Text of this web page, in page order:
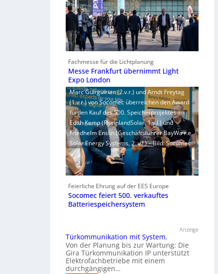
Fachmesse für die Lichtplanung
Messe Frankfurt übernimmt Light
Expo London
Marc Guirguirian (2.v.r.) und Arndt Freytag
(1.v.r.) von Socomec überreichen den Award
fürden Kauf des 500. Speicherprojektes an
Edith Kemp (RheinlandSolar, 1.v.l.) und
Friedhelm Enslin (Geschäftsführer BayWa r.e.
Solar Energy Systems, 2. v.l.) – Bild: Socomec
Feierliche Ehrung auf der EES Europe
Socomec feiert 500. verkauftes
Batteriespeichersystem
Anzeige
Türkommunikation mit System.
Von der Planung bis zur Wartung: Die
Gira Türkommunikation IP unterstützt
Elektrofachbetriebe mit einem
durchgängigen…